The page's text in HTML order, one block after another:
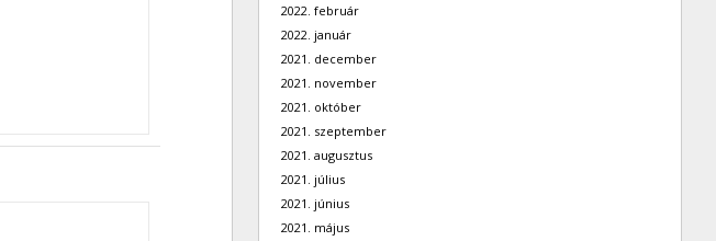
2022. február
2022. január
2021. december
2021. november
2021. október
2021. szeptember
2021. augusztus
2021. július
2021. június
2021. május